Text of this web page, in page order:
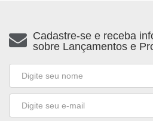
Cadastre-se e receba
sobre Lançamentos e